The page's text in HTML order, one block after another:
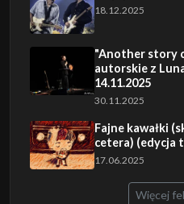
18.12.2025
"Another story
autorskie z
14.11.2025
30.11.2025
Fajne kawałki
cetera) (edycja
17.06.2025
Więcej